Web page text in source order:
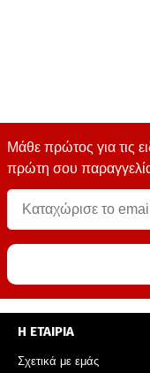
Μάθε πρώτος για τις
πρώτη σου
Η ΕΤΑΙΡΙΑ
Σχετικά με εμάς